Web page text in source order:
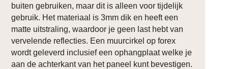
buiten gebruiken, maar dit is alleen voor tijdelijk
gebruik. Het materiaal is 3mm dik en heeft een
matte uitstraling, waardoor je geen last hebt van
vervelende reflecties. Een muurcirkel op forex
wordt geleverd inclusief een ophangplaat welke je
aan de achterkant van het paneel kunt bevestigen.